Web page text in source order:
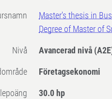
Master's thesis in
Degree of Master of
Nivå Avancerad nivå
Företagsekonomi
30.0 hp